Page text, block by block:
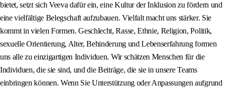
bietet, setzt sich Veeva dafür ein, eine Kultur der Inklusion zu fördern und
eine vielfältige Belegschaft aufzubauen. Vielfalt macht uns stärker. Sie
kommt in vielen Formen. Geschlecht, Rasse, Ethnie, Religion, Politik,
sexuelle Orientierung, Alter, Behinderung und Lebenserfahrung formen
uns alle zu einzigartigen Individuen. Wir schätzen Menschen für die
Individuen, die sie sind, und die Beiträge, die sie in unsere Teams
einbringen können. Wenn Sie Unterstützung oder Anpassungen aufgrund